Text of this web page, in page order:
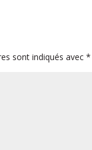
sont indiqués avec*